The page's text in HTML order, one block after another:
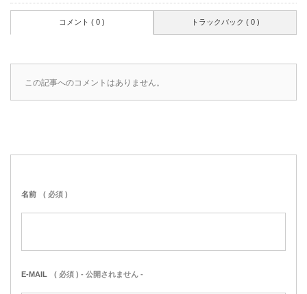
コメント ( 0 ) トラックバック ( 0 )
この記事へのコメントはありません。
名前 ( 必須 )
E-MAIL ( 必須 ) - 公開されません -